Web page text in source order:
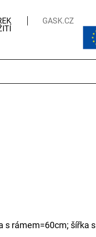
GASK.CZ
s rámem=60cm; šířka s